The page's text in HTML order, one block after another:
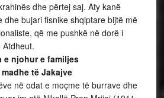
dhe përtej saj. Aty kanë
dhe bujari fisnike shqiptare bijtë më
që me pushkë në dorë i
e njohur e familjes
madhe të Jakajve
në odat e moçme të burrave dhe